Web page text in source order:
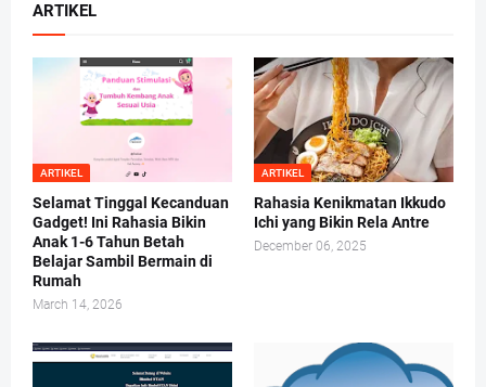
ARTIKEL
ARTIKEL
Selamat Tinggal Kecanduan
Gadget! Ini Rahasia Bikin
Anak 1-6 Tahun Betah
Belajar Sambil Bermain di
Rumah
March 14, 2026
ARTIKEL
Rahasia Kenikmatan Ikkudo
Ichi yang Bikin Rela Antre
December 06, 2025